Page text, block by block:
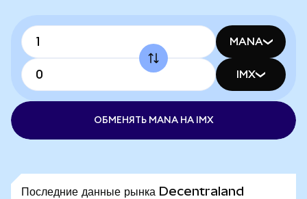
MANA
IMX
ОБМЕНЯТЬ MANA НА IMX
Последние данные рынка Decentraland